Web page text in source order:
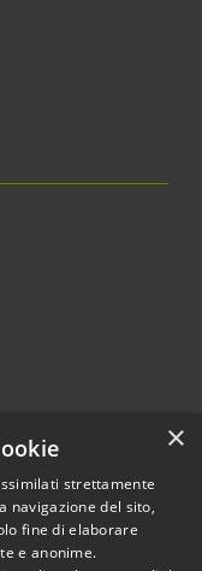
© 2026 • Comune di
• Powered by
×
strettamente
navigazione del sito,
fine di elaborare
e anonime.